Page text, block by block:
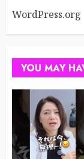
WordPress.org
YOU MAY